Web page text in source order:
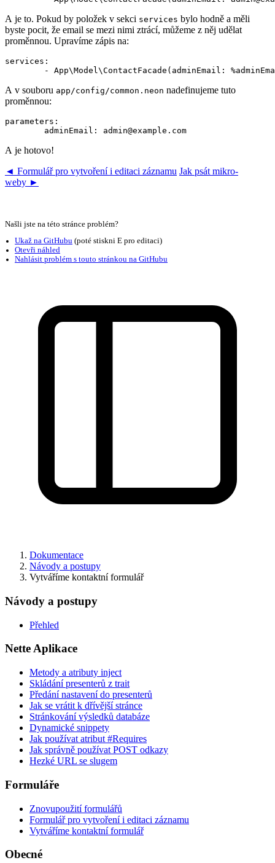
A je to. Pokud by položek v sekci services bylo hodně a měli
byste pocit, že email se mezi nimi ztrácí, můžeme z něj udělat
proměnnou. Upravíme zápis na:
services:
A v souboru app/config/common.neon nadefinujeme tuto
proměnnou:
parameters:
A je hotovo!
◄ Formulář pro vytvoření i editaci záznamu Jak psát mikro-
weby ►
Našli jste na této stránce problém?
Ukaž na GitHubu
Dokumentace
Návody a postupy
Vytváříme kontaktní formulář
Návody a postupy
Přehled
Nette Aplikace
Metody a atributy inject
Skládání presenterů z trait
Předání nastavení do presenterů
Jak se vrátit k dřívější stránce
Stránkování výsledků databáze
Dynamické snippety
Jak používat atribut #Requires
Jak správně používat POST odkazy
Hezké URL se slugem
Formuláře
Znovupoužití formulářů
Formulář pro vytvoření i editaci záznamu
Vytváříme kontaktní formulář
Obecné